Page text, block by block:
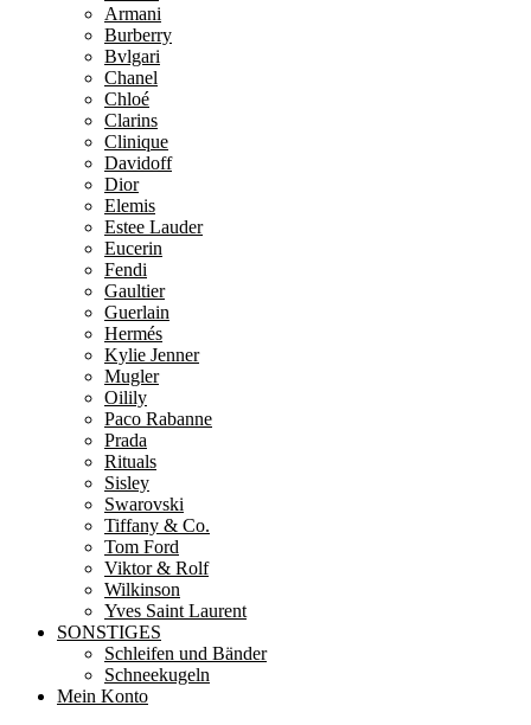
Armani
Burberry
Bvlgari
Chanel
Chloé
Clarins
Clinique
Davidoff
Dior
Elemis
Estee Lauder
Eucerin
Fendi
Gaultier
Guerlain
Hermés
Kylie Jenner
Mugler
Oilily
Paco Rabanne
Prada
Rituals
Sisley
Swarovski
Tiffany & Co.
Tom Ford
Viktor & Rolf
Wilkinson
Yves Saint Laurent
SONSTIGES
Schleifen und Bänder
Schneekugeln
Mein Konto